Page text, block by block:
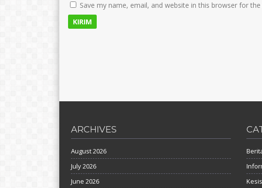
Save my name, email, and website in this browser for
ARCHIVES
August 2026
July 2026
June 2026